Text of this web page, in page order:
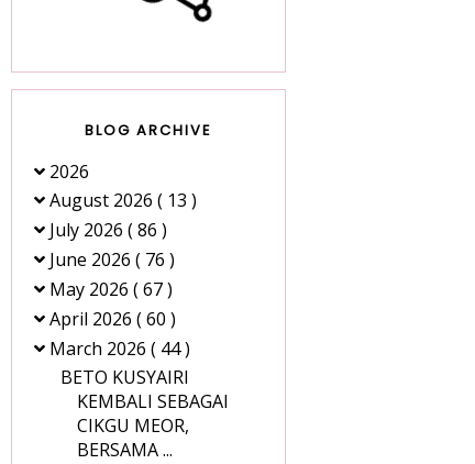
BLOG ARCHIVE
2026
August 2026 ( 13 )
July 2026 ( 86 )
June 2026 ( 76 )
May 2026 ( 67 )
April 2026 ( 60 )
March 2026 ( 44 )
BETO KUSYAIRI
KEMBALI SEBAGAI
CIKGU MEOR,
BERSAMA ...